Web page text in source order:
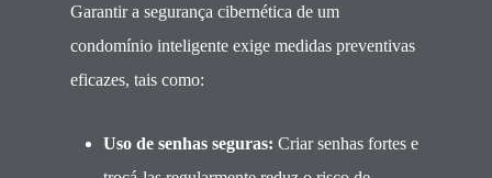
Garantir a segurança cibernética de um
condomínio inteligente exige medidas preventivas
eficazes, tais como:
Uso de senhas seguras: Criar senhas fortes e